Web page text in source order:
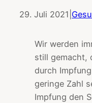
29. Juli 2021
Wir werden
still gemacht,
durch
geringe Zahl
Impfung den